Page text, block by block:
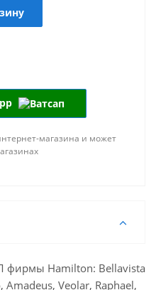
магазина и может
фирмы Hamilton: Bellavista
Veolar, Raphael,